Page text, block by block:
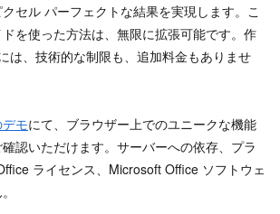
セル パーフェクトな結果を実現します。こ
を使った方法は、無限に拡張可能です。作
は、技術的な制限も、追加料金もありませ
モにて、ブラウザー上でのユニークな機能
認いただけます。サーバーへの依存、プラ
ライセンス、Microsoft Office ソフトウェ